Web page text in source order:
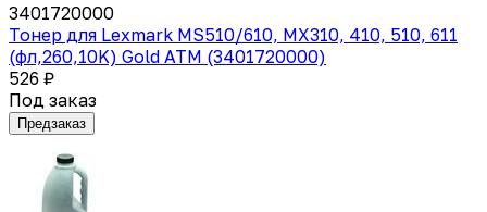
3401720000
Тонер для Lexmark MS510/610, MX310, 410, 510, 611
(фл,260,10K) Gold ATM (3401720000)
526 ₽
Под заказ
Предзаказ